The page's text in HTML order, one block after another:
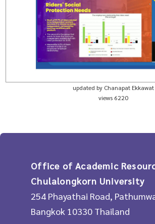
updated by Chanapat Ekkawat
views 6220
Office of Academic
Chulalongkorn University
254 Phayathai Road,
Bangkok 10330 Thailand